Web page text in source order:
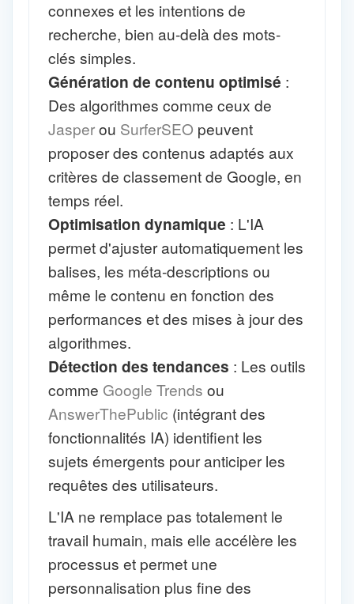
connexes et les intentions de
recherche, bien au-delà des mots-
clés simples.
Génération de contenu optimisé :
Des algorithmes comme ceux de
Jasperou SurferSEO peuvent
proposer des contenus adaptés aux
critères de classement de Google, en
temps réel.
Optimisation dynamique : L'IA
permet d'ajuster automatiquement les
balises, les méta-descriptions ou
même le contenu en fonction des
performances et des mises à jour des
algorithmes.
Détection des tendances : Les outils
comme Google Trends ou
AnswerThePublic (intégrant des
fonctionnalités IA) identifient les
sujets émergents pour anticiper les
requêtes des utilisateurs.
L'IA ne remplace pas totalement le
travail humain, mais elle accélère les
processus et permet une
personnalisation plus fine des